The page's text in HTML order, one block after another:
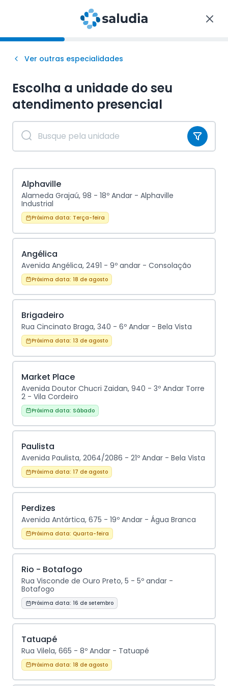
Ver outras especialidades
Escolha a unidade do seu
atendimento presencial
Alphaville
Alameda Grajaú, 98 - 18º Andar - Alphaville
Industrial
Próxima data: Terça-feira
Angélica
Avenida Angélica, 2491 - 9º andar - Consolação
Próxima data: 18 de agosto
Brigadeiro
Rua Cincinato Braga, 340 - 6º Andar - Bela Vista
Próxima data: 13 de agosto
Market Place
Avenida Doutor Chucri Zaidan, 940 - 3º Andar Torre
2 - Vila Cordeiro
Próxima data: Sábado
Paulista
Avenida Paulista, 2064/2086 - 21º Andar - Bela Vista
Próxima data: 17 de agosto
Perdizes
Avenida Antártica, 675 - 19º Andar - Água Branca
Próxima data: Quarta-feira
Rio - Botafogo
Rua Visconde de Ouro Preto, 5 - 5º andar -
Botafogo
Próxima data: 16 de setembro
Tatuapé
Rua Vilela, 665 - 8º Andar - Tatuapé
Próxima data: 18 de agosto